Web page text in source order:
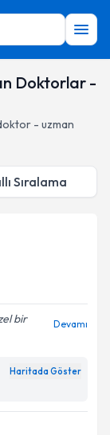
Doktorlar -
- uzman
Sıralama
bir
Devamı
Haritada Göster